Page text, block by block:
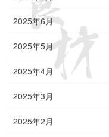
2025年6月
2025年5月
2025年4月
2025年3月
2025年2月